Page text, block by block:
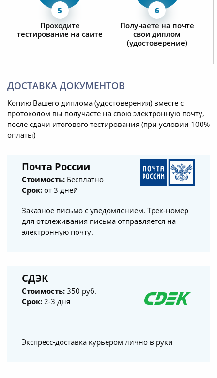
Проходите
тестирование на сайте
Получаете на почте
свой диплом
(удостоверение)
ДОСТАВКА ДОКУМЕНТОВ
Копию Вашего диплома (удостоверения) вместе с
протоколом вы получаете на свою электронную почту,
после сдачи итогового тестирования (при условии 100%
оплаты)
Почта России
Стоимость: Бесплатно
Срок: от 3 дней
Заказное письмо с уведомлением. Трек-номер
для отслеживания письма отправляется на
электронную почту.
СДЭК
Стоимость: 350 руб.
Срок: 2-3 дня
Экспресс-доставка курьером лично в руки